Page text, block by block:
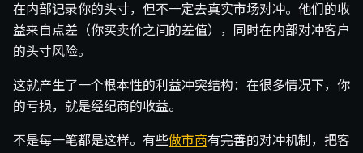
在内部记录你的头寸，但不一定去真实市场对冲。他们的收
益来自点差（你买卖价之间的差值），同时在内部对冲客户
的头寸风险。
这就产生了一个根本性的利益冲突结构：在很多情况下，你
的亏损，就是经纪商的收益。
不是每一笔都是这样。有些做市商有完善的对冲机制，把客